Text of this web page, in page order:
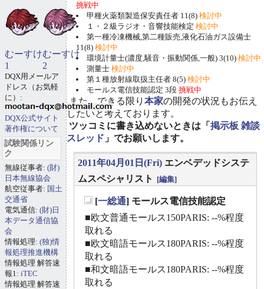
挑戦中
甲種火薬類製造保安責任者 11(8) 検討中
１・２級ラジオ・音響技能検定 検討中
第一種冷凍機械,第二種販売,液化石油ガス設備士
11(8) 検討中
環境計量士(濃度,騒音・振動関係,一般) 3(10) 検討中
測量士 検討中
第１種放射線取扱主任者 8(5) 検討中
モールス電信技能認定 3段 挑戦中
また、できる限り 本家の開発の状況もお伝え
したいと考えております。
ツッコミに書き込めないときは「 掲示板 雑談
スレッド 」でお願いします。
2011年04月01日(Fri) エンベデッドシステ
ムスペシャリスト
[編集]
[一総通] モールス電信技能認定
■欧文普通モールス150PARIS: --%程度
取れる
■欧文暗語モールス180PARIS: --%程度
取れる
■和文暗語モールス180PARIS: --%程度
取れる
むーすけ
1
むーすけ
2
DQX用メールア
ドレス（お気軽
に）:
DQX公式サイト
著作権について
試験関係リン
ク
無線従事者: (財)
日本無線協会
航空従事者: 国土
交通省
電気通信: (財)日
本データ通信協
会
情報処理: (独)情
報処理推進機構
情報処理 解答速
報1: iTEC
情報処理 解答速